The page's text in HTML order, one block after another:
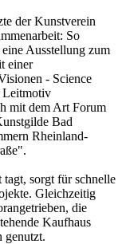
der Kunstverein
So
Ausstellung zum
einer
- Science
Leitmotiv
mit dem Art Forum
Bad
Rheinland-
sorgt für schnelle
Gleichzeitig
die
Kaufhaus
genutzt.